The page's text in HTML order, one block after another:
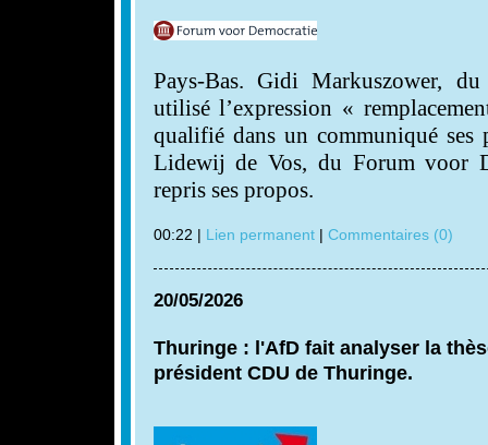
Pays-Bas. Gidi Markuszower,
utilisé l’expression «
qualifié dans un communiqué
Lidewij de Vos, du Forum voor
repris ses propos.
00:22 | Lien permanent| Commentaires (0)
20/05/2026
Thuringe : l'AfD fait analyser la
président CDU de Thuringe.